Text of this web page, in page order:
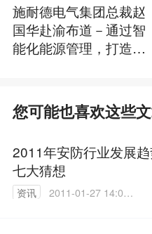
施耐德电气集团总裁赵
国华赴渝布道－通过智
能化能源管理，打造云
您可能也喜欢这些
2011年安防行业发展趋
七大猜想
资讯
2011-01-27 14:05: